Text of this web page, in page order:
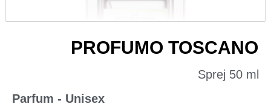
PROFUMO TOSCANO
Sprej 50 ml
Parfum - Unisex